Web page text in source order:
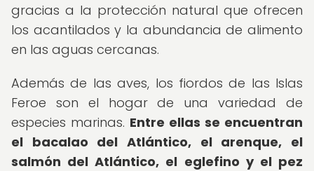
gracias a la protección natural que ofrecen
los acantilados y la abundancia de alimento
en las aguas cercanas.
Además de las aves, los fiordos de las Islas
Feroe son el hogar de una variedad de
especies marinas. Entre ellas se encuentran
el bacalao del Atlántico, el arenque, el
salmón del Atlántico, el eglefino y el pez